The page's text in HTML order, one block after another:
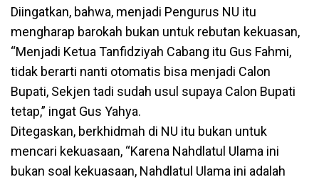
Diingatkan, bahwa, menjadi Pengurus NU itu
mengharap barokah bukan untuk rebutan kekuasan,
“Menjadi Ketua Tanfidziyah Cabang itu Gus Fahmi,
tidak berarti nanti otomatis bisa menjadi Calon
Bupati, Sekjen tadi sudah usul supaya Calon Bupati
tetap,” ingat Gus Yahya.
Ditegaskan, berkhidmah di NU itu bukan untuk
mencari kekuasaan, “Karena Nahdlatul Ulama ini
bukan soal kekuasaan, Nahdlatul Ulama ini adalah